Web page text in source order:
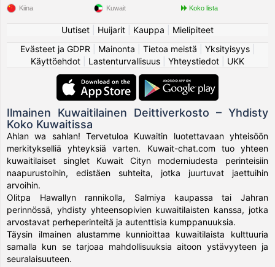
Kiina Kuwait Koko lista
Uutiset Huijarit Kauppa
Mielipiteet
Evästeet ja GDPR
Mainonta Tietoa meistä Yksityisyys|
Käyttöehdot
Lastenturvallisuus Yhteystiedot UKK
Ilmainen Kuwaitilainen Deittiverkosto – Yhdisty
Koko Kuwaitissa
Ahlan wa sahlan! Tervetuloa Kuwaitin luotettavaan yhteisöön
merkitykselliä yhteyksiä varten. Kuwait-chat.com tuo yhteen
kuwaitilaiset singlet Kuwait Cityn moderniudesta perinteisiin
naapurustoihin, edistäen suhteita, jotka juurtuvat jaettuihin
arvoihin.
Olitpa Hawallyn rannikolla, Salmiya kaupassa tai Jahran
perinnössä, yhdisty yhteensopivien kuwaitilaisten kanssa, jotka
arvostavat perheperinteitä ja autenttisia kumppanuuksia.
Täysin ilmainen alustamme kunnioittaa kuwaitilaista kulttuuria
samalla kun se tarjoaa mahdollisuuksia aitoon ystävyyteen ja
seuralaisuuteen.